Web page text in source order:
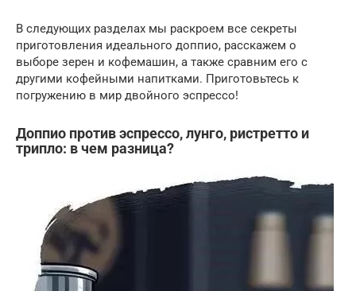
В следующих разделах мы раскроем все секреты
приготовления идеального доппио, расскажем о
выборе зерен и кофемашин, а также сравним его с
другими кофейными напитками. Приготовьтесь к
погружению в мир двойного эспрессо!
Доппио против эспрессо, лунго, ристретто и
трипло: в чем разница?